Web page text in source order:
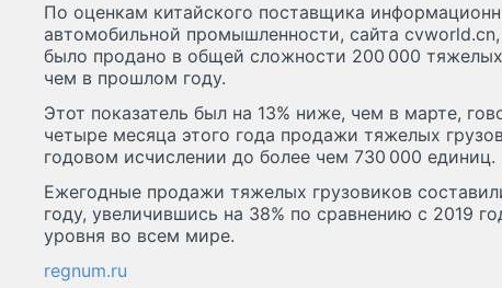
По оценкам китайского поставщика
автомобильной промышленности, сайта
было продано в общей сложности 200 000
чем в прошлом году.
Этот показатель был на 13% ниже, чем в марте,
четыре месяца этого года продажи тяжелых
годовом исчислении до более чем 730 000 единиц.
Ежегодные продажи тяжелых грузовиков
году, увеличившись на 38% по сравнению с 2019
уровня во всем мире.
regnum.ru